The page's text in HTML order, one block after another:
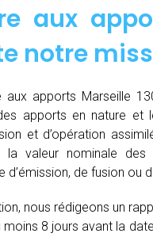
aux
notre
aux apports Marseille
apports en nature et
et d’opération
valeur nominale
d’émission, de fusion ou
nous rédigeons un
moins 8 jours avant la